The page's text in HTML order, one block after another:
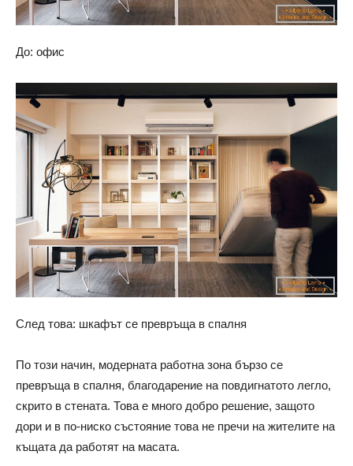
До: офис
След това: шкафът се превръща в спалня
По този начин, модерната работна зона бързо се
превръща в спалня, благодарение на повдигнатото легло,
скрито в стената. Това е много добро решение, защото
дори и в по-ниско състояние това не пречи на жителите на
къщата да работят на масата.